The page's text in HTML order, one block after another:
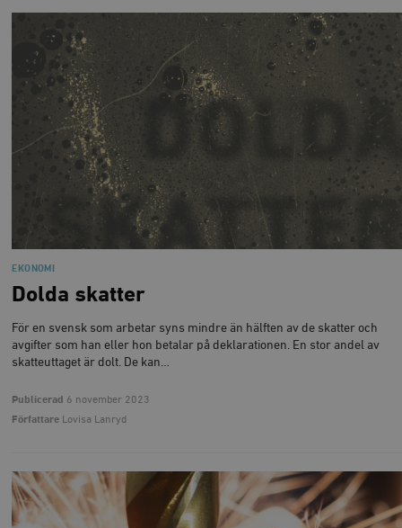
EKONOMI
Dolda skatter
För en svensk som arbetar syns mindre än hälften av de skatter och
avgifter som han eller hon betalar på deklarationen. En stor andel av
skatteuttaget är dolt. De kan…
Publicerad 6 november 2023
Författare Lovisa Lanryd